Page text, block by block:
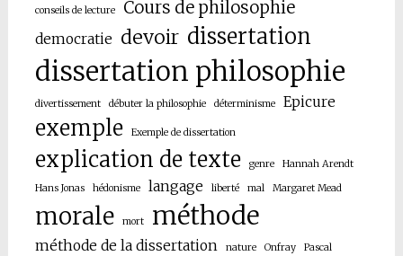
conseils de lecture Cours de philosophie
democratie devoir dissertation
dissertation philosophie
divertissement débuter la philosophie déterminisme Epicure
exemple Exemple de dissertation
explication de texte genre Hannah Arendt
Hans Jonas hédonisme langage liberté mal Margaret Mead
morale mort méthode
méthode de la dissertation nature Onfray Pascal